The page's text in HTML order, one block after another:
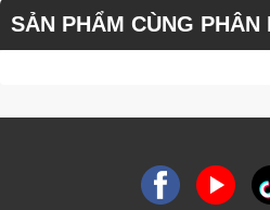
SẢN PHẨM CÙNG PHÂN